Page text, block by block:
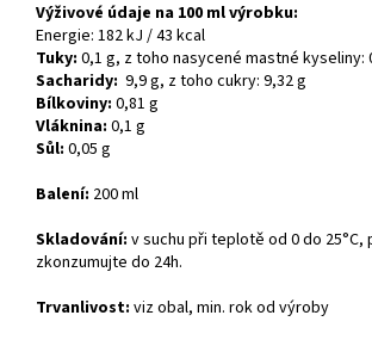
Výživové údaje na 100 ml výrobku:
Energie: 182 kJ / 43 kcal
Tuky: 0,1 g, z toho nasycené mastné kyseliny:
Sacharidy: 9,9 g, z toho cukry: 9,32 g
Bílkoviny: 0,81 g
Vláknina: 0,1 g
Sůl: 0,05 g
Balení: 200 ml
Skladování: v suchu při teplotě od 0 do
zkonzumujte do 24h.
Trvanlivost: viz obal, min. rok od výroby